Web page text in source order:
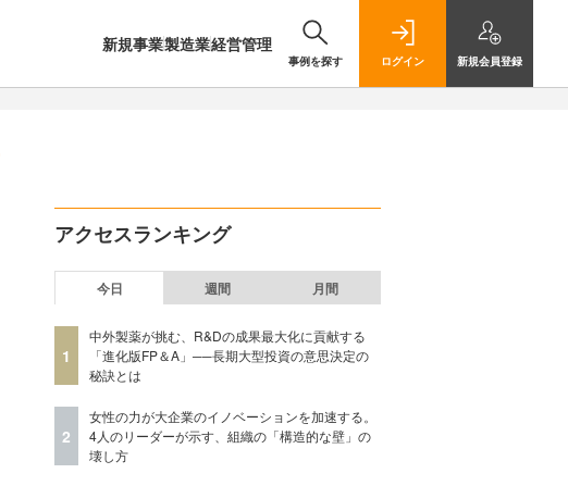
新規事業製造業経営管理
事例を探す ログイン 新規会員登録
アクセスランキング
今日 週間 月間
1
中外製薬が挑む、R&Dの成果最大化に貢献する
「進化版FP＆A」──長期大型投資の意思決定の
秘訣とは
2
女性の力が大企業のイノベーションを加速する。
4人のリーダーが示す、組織の「構造的な壁」の
壊し方